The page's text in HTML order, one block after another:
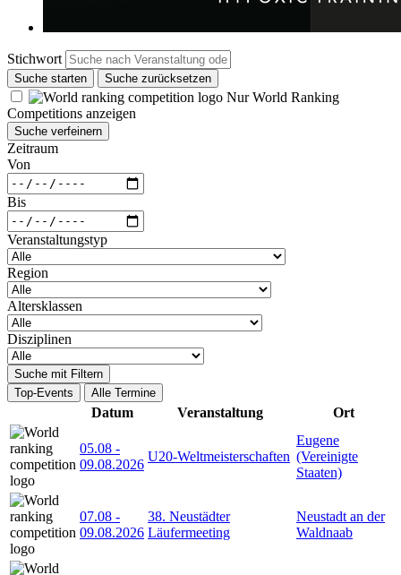
Stichwort
Suche starten Suche zurücksetzen
Nur World Ranking
Competitions anzeigen
Suche verfeinern
Zeitraum
Von
Bis
Veranstaltungstyp
Region
Altersklassen
Disziplinen
Suche mit Filtern
Top-Events
Alle Termine
Datum Veranstaltung Ort
05.08 -
09.08.2026
U20-Weltmeisterschaften
Eugene
(Vereinigte
Staaten)
07.08 -
09.08.2026
38. Neustädter
Läufermeeting
Neustadt an der
Waldnaab